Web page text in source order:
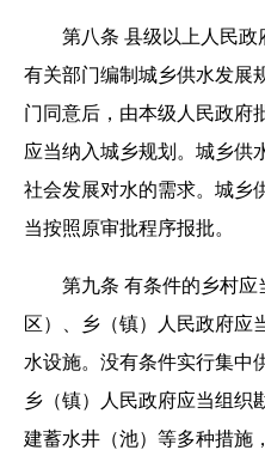
第八条 县级以上人民政
有关部门编制城乡供水发展
门同意后，由本级人民政府
应当纳入城乡规划。城乡供
社会发展对水的需求。城乡
当按照原审批程序报批。
第九条 有条件的乡村应
区）、乡（镇）人民政府应
水设施。没有条件实行集中
乡（镇）人民政府应当组织
建蓄水井（池）等多种措施